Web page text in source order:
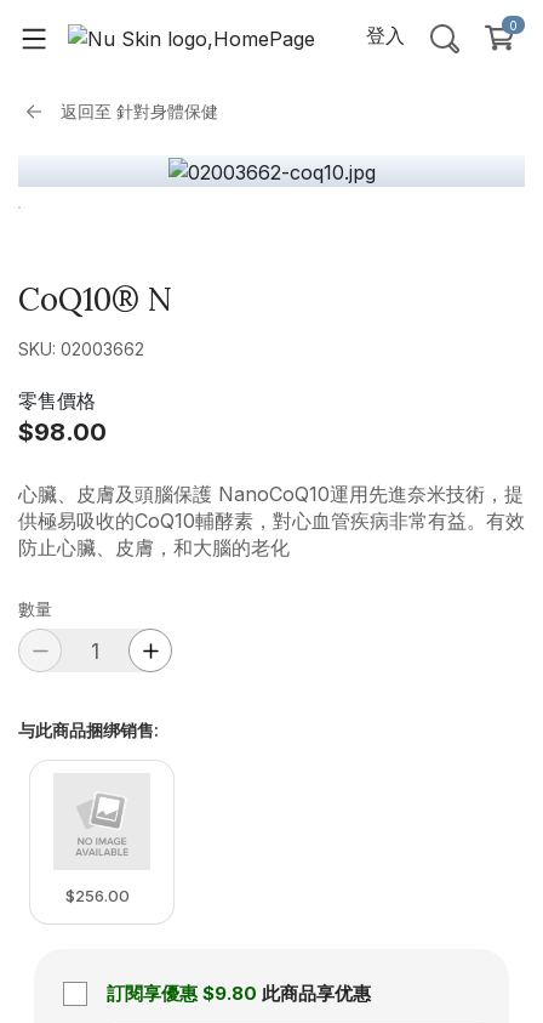
登入 0
返回至 針對身體保健
CoQ10® N
SKU: 02003662
零售價格
$98.00
心臟、皮膚及頭腦保護 NanoCoQ10運用先進奈米技術，提
供極易吸收的CoQ10輔酵素，對心血管疾病非常有益。有效
防止心臟、皮膚，和大腦的老化
數量
与此商品捆绑销售:
$256.00
訂閱享優惠 $9.80 此商品享优惠